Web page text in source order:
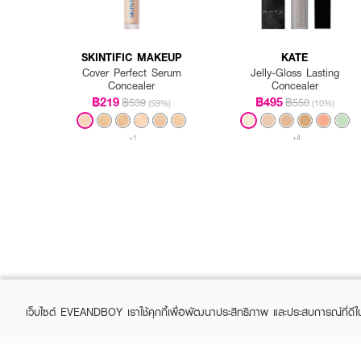
SKINTIFIC MAKEUP
Cover Perfect Serum
Concealer
฿219฿539 (59%)
+1
KATE
Jelly-Gloss Lasting
Concealer
฿495฿550 (10%)
+4
เว็บไซต์ EVEANDBOY เราใช้คุกกี้เพื่อพัฒนาประสิทธิภาพ และประสบการณ์ที่